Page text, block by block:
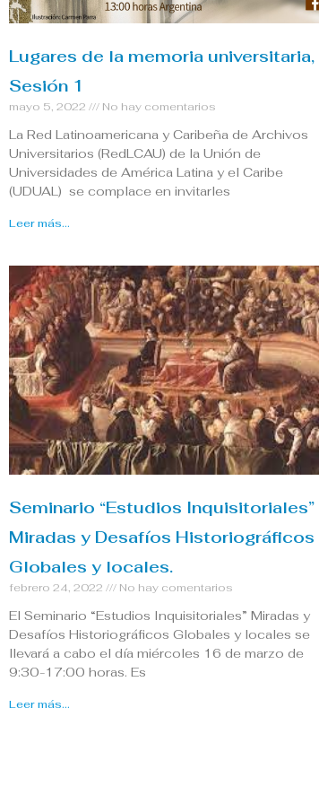
Lugares de la memoria universitaria,
Sesión 1
mayo 5, 2022 No hay comentarios
La Red Latinoamericana y Caribeña de Archivos
Universitarios (RedLCAU) de la Unión de
Universidades de América Latina y el Caribe
(UDUAL) se complace en invitarles
Leer más...
Seminario “Estudios Inquisitoriales”
Miradas y Desafíos Historiográficos
Globales y locales.
febrero 24, 2022 No hay comentarios
El Seminario “Estudios Inquisitoriales” Miradas y
Desafíos Historiográficos Globales y locales se
llevará a cabo el día miércoles 16 de marzo de
9:30-17:00 horas. Es
Leer más...